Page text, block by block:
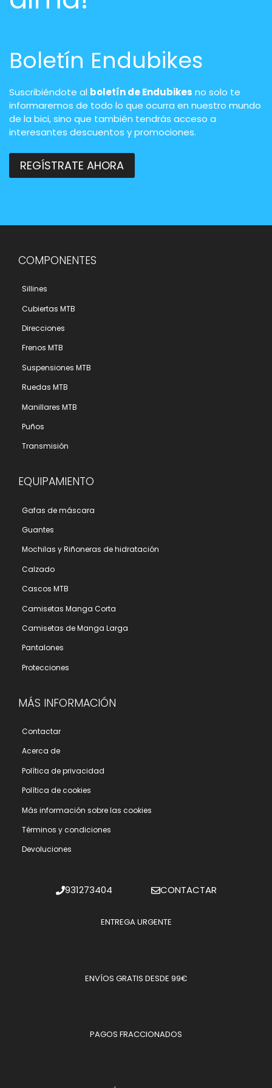
Boletín Endubikes
Suscribiéndote al boletín de Endubikes no solo te
informaremos de todo lo que ocurra en nuestro mundo
de la bici, sino que también tendrás acceso a
interesantes descuentos y promociones.
REGÍSTRATE AHORA
COMPONENTES
Sillines
Cubiertas MTB
Direcciones
Frenos MTB
Suspensiones MTB
Ruedas MTB
Manillares MTB
Puños
Transmisión
EQUIPAMIENTO
Gafas de máscara
Guantes
Mochilas y Riñoneras de hidratación
Calzado
Cascos MTB
Camisetas Manga Corta
Camisetas de Manga Larga
Pantalones
Protecciones
MÁS INFORMACIÓN
Contactar
Acerca de
Polí­tica de privacidad
Polí­tica de cookies
Más información sobre las cookies
Términos y condiciones
Devoluciones
931273404 CONTACTAR
ENTREGA URGENTE
ENVÍOS GRATIS DESDE 99€
PAGOS FRACCIONADOS